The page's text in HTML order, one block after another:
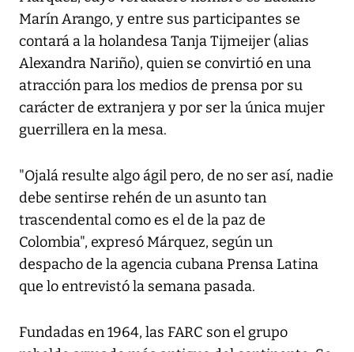
Marín Arango, y entre sus participantes se
contará a la holandesa Tanja Tijmeijer (alias
Alexandra Nariño), quien se convirtió en una
atracción para los medios de prensa por su
carácter de extranjera y por ser la única mujer
guerrillera en la mesa.
"Ojalá resulte algo ágil pero, de no ser así, nadie
debe sentirse rehén de un asunto tan
trascendental como es el de la paz de
Colombia", expresó Márquez, según un
despacho de la agencia cubana Prensa Latina
que lo entrevistó la semana pasada.
Fundadas en 1964, las FARC son el grupo